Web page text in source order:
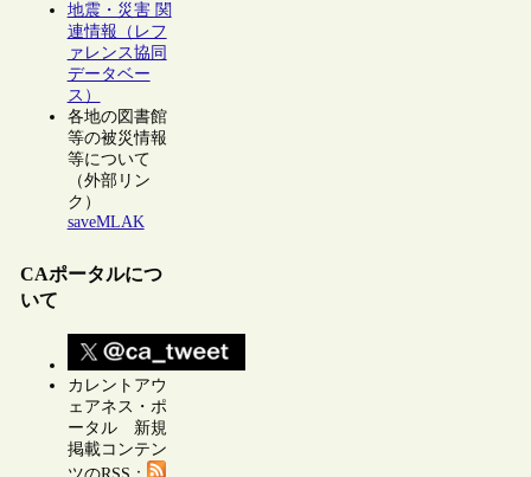
地震・災害 関
連情報（レフ
ァレンス協同
データベー
ス）
各地の図書館
等の被災情報
等について
（外部リン
ク）
saveMLAK
CAポータルにつ
いて
カレントアウ
ェアネス・ポ
ータル 新規
掲載コンテン